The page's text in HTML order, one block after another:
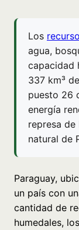
Los
agua,
capacidad
337 km³
puesto 26
energía
represa de
natural de
Paraguay,
un país con
cantidad de
humedales,